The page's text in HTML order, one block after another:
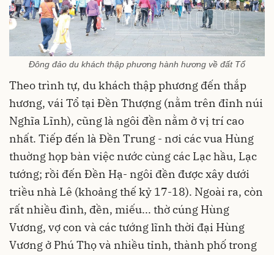
Đông đảo du khách thập phương hành hương về đất Tổ
Theo trình tự, du khách thập phương đến thắp
hương, vái Tổ tại Đền Thượng (nằm trên đỉnh núi
Nghĩa Lĩnh), cũng là ngôi đền nằm ở vị trí cao
nhất. Tiếp đến là Đền Trung - nơi các vua Hùng
thuờng họp bàn việc nước cùng các Lạc hầu, Lạc
tướng; rồi đến Đền Hạ- ngôi đền được xây dưới
triều nhà Lê (khoảng thế kỷ 17-18). Ngoài ra, còn
rất nhiều đình, đền, miếu... thờ cúng Hùng
Vương, vợ con và các tướng lĩnh thời đại Hùng
Vương ở Phú Thọ và nhiều tỉnh, thành phố trong